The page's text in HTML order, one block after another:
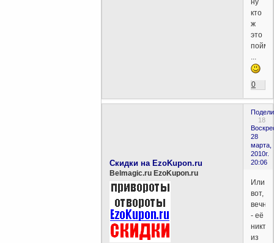
кто
ж
это
0
18
28
марта,
2010г.
20:06
Скидки на EzoKupon.ru
Belmagic.ru EzoKupon.ru
Или
вот,
- её
никто
из